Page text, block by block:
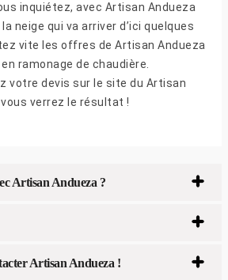
inquiétez, avec Artisan Andueza
neige qui va arriver d’ici quelques
vite les offres de Artisan Andueza
ramonage de chaudière.
votre devis sur le site du Artisan
verrez le résultat !
Artisan Andueza ?
Artisan Andueza !